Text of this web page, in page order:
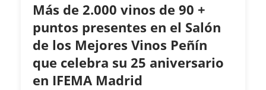
Más de 2.000 vinos de 90 +
puntos presentes en el Salón
de los Mejores Vinos Peñín
que celebra su 25 aniversario
en IFEMA Madrid